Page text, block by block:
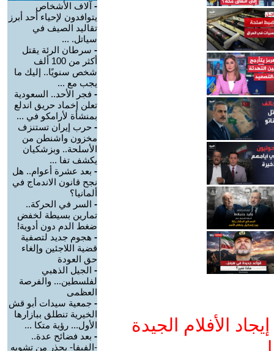
الأفلام الجيدة
- آلاف الأشخاص
يتوافدون لإحياء أحد أبرز
تقاليد الصيف في
سياتل. ...
- سرطان الرئة يقتل
أكثر من 100 ألف
شخص سنويًا.. إليك ما
يجب مع ...
- فجر الأحد.. السعودية
تعلن إخماد حريق اندلع
بمنشأة لأرامكو في ...
- حرب إيران تستنزف
مخزون واشنطن من
الأسلحة.. وبزشكيان
يكشف تفا ...
- بعد عشرة أعوام.. هل
نجح قانون الاندماج في
ألمانيا؟
- السر في الحركة..
تمارين بسيطة لخفض
ضغط الدم دون أدوية!
- هجوم جديد لتصفية
قضية اللاجئين وإلغاء
حق العودة
- الجيل الذهبي
لفلسطين... والفرصة
العظمى
- جمعية سيدات أبو قش
الخيرية تنطلق ببازارها
الأول... رؤية متكا ...
- بعد فضائح عدة..
-الفيفا- يحذر من تشويه